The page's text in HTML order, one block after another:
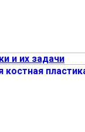
и их задачи